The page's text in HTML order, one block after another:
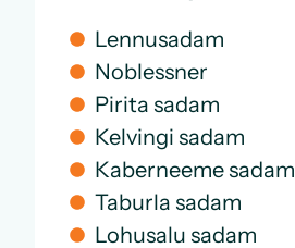
Lennusadam
Noblessner
Pirita sadam
Kelvingi sadam
Kaberneeme sadam
Taburla sadam
Lohusalu sadam